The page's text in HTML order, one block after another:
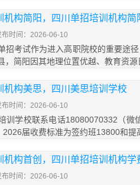
机构简阳，四川单招培训机构简
布时间：2026-06-10
招考试作为进入高职院校的重要途
，简阳因其地理位置优越、教育资源
机构美思，四川美思培训学校
布时间：2026-06-10
训学校联系电话18080070332（微
2026届收费标准为签约班13800和提
机构首创，四川单招培训机构学
布时间：2026-06-10